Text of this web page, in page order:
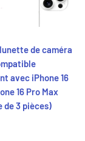
de caméra
avec iPhone 16
16 Pro Max
de 3 pièces)